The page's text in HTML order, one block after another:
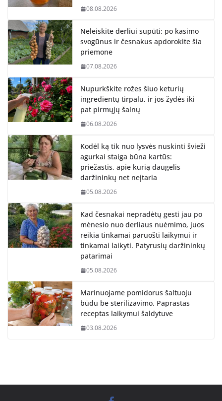
08.08.2026
Neleiskite derliui supūti: po kasimo
svogūnus ir česnakus apdorokite šia
priemone
07.08.2026
Nupurkškite rožes šiuo keturių
ingredientų tirpalu, ir jos žydės iki
pat pirmųjų šalnų
06.08.2026
Kodėl ką tik nuo lysvės nuskinti švieži
agurkai staiga būna kartūs:
priežastis, apie kurią daugelis
daržininkų net neįtaria
05.08.2026
Kad česnakai nepradėtų gesti jau po
mėnesio nuo derliaus nuėmimo, juos
reikia tinkamai paruošti laikymui ir
tinkamai laikyti. Patyrusių daržininkų
patarimai
05.08.2026
Marinuojame pomidorus šaltuoju
būdu be sterilizavimo. Paprastas
receptas laikymui šaldytuve
03.08.2026